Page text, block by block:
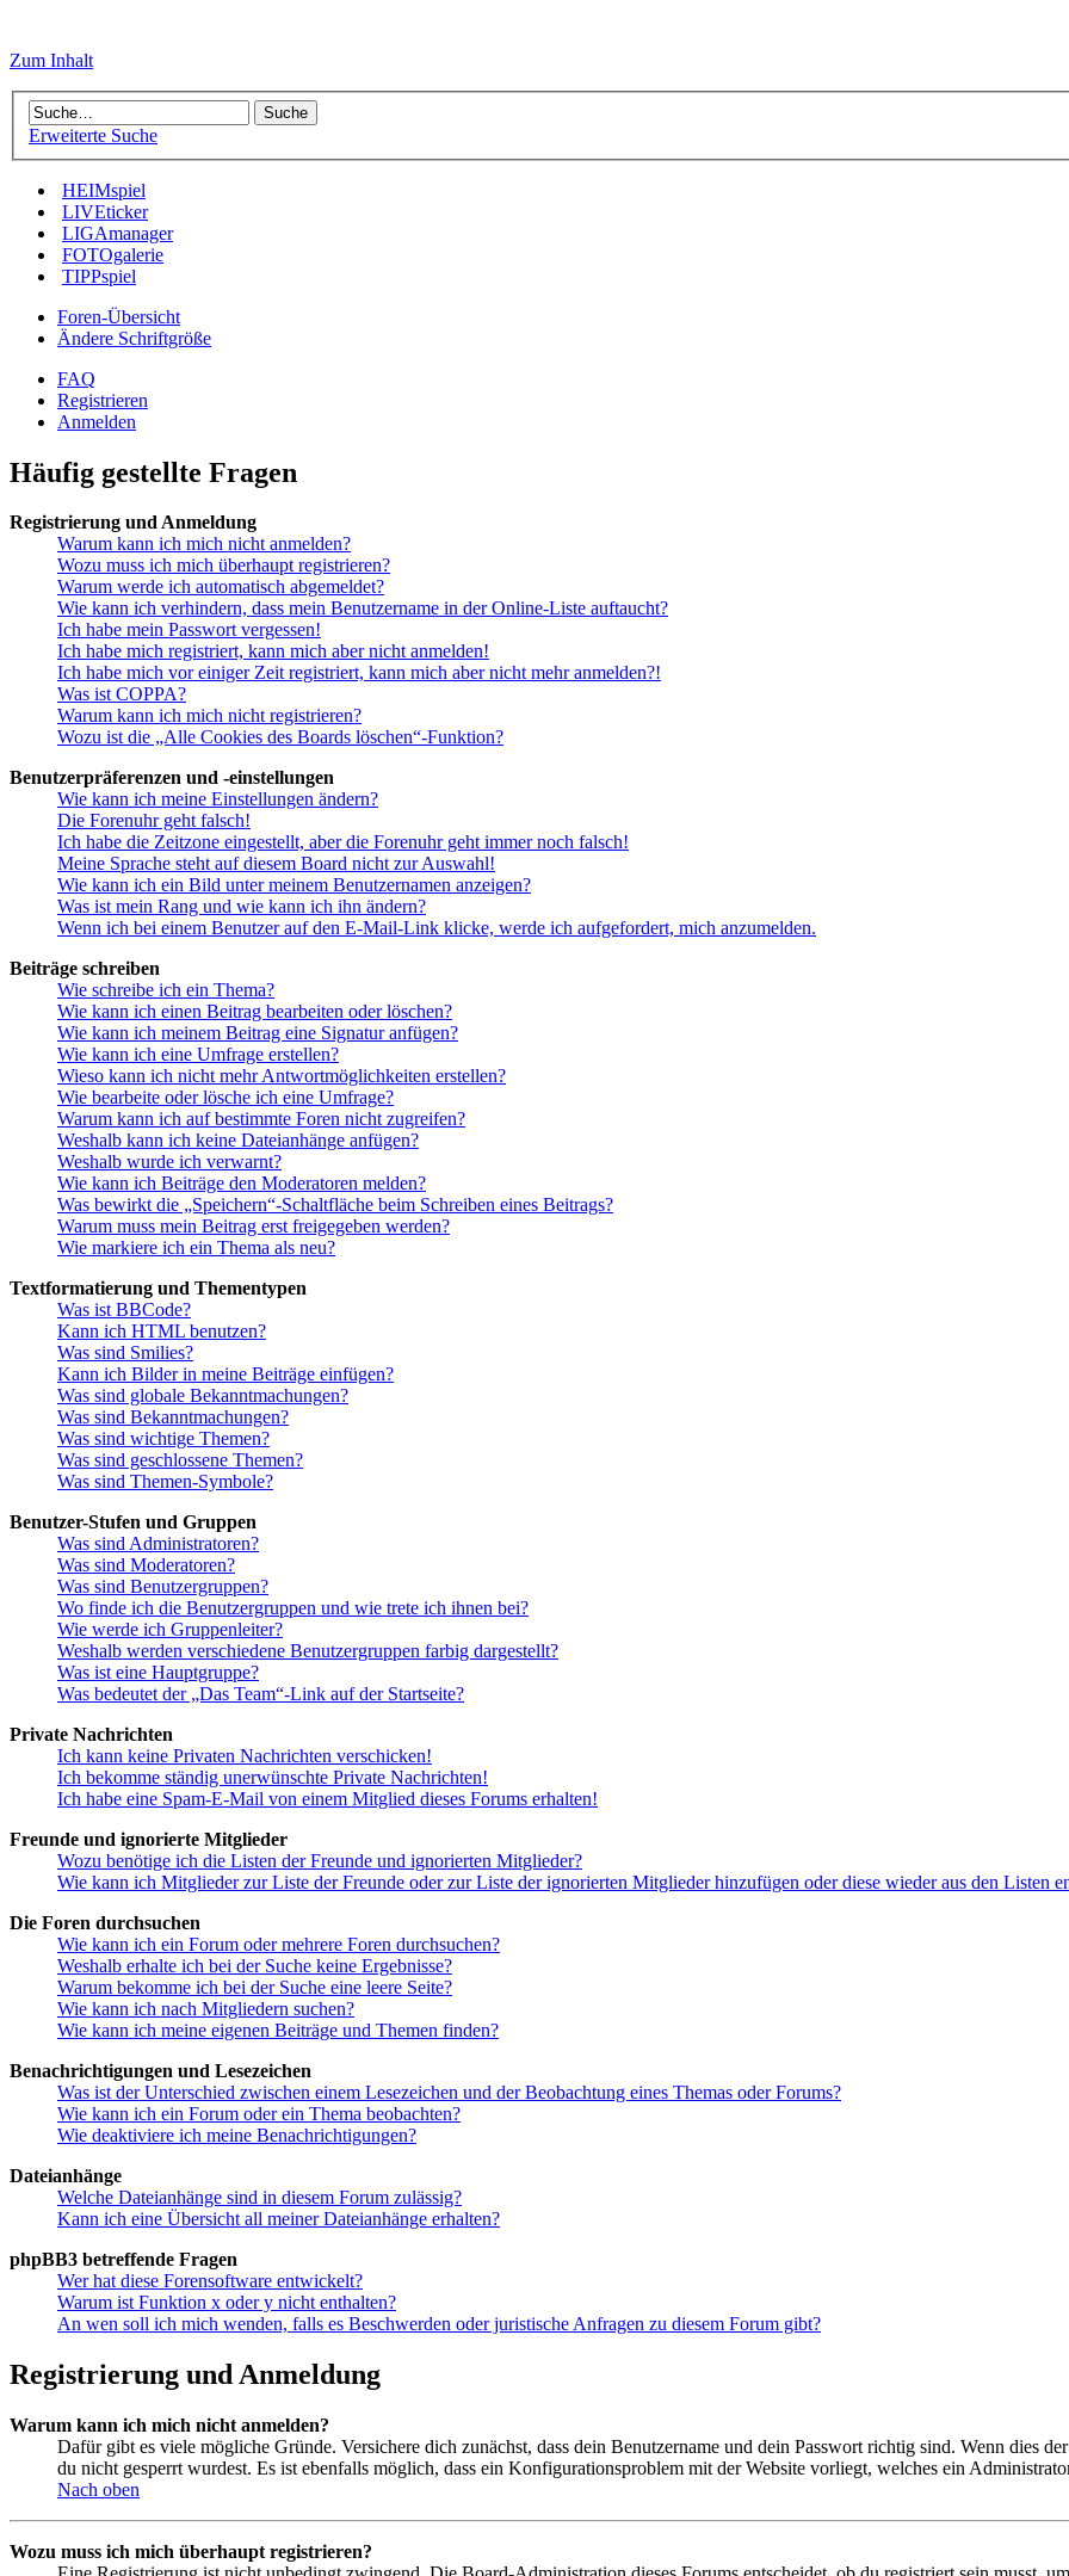
Zum Inhalt
Erweiterte Suche
HEIMspiel
LIVEticker
LIGAmanager
FOTOgalerie
TIPPspiel
Foren-Übersicht
Ändere Schriftgröße
FAQ
Registrieren
Anmelden
Häufig gestellte Fragen
Registrierung und Anmeldung
Warum kann ich mich nicht anmelden?
Wozu muss ich mich überhaupt registrieren?
Warum werde ich automatisch abgemeldet?
Wie kann ich verhindern, dass mein Benutzername in der Online-Liste auftaucht?
Ich habe mein Passwort vergessen!
Ich habe mich registriert, kann mich aber nicht anmelden!
Ich habe mich vor einiger Zeit registriert, kann mich aber nicht mehr anmelden?!
Was ist COPPA?
Warum kann ich mich nicht registrieren?
Wozu ist die „Alle Cookies des Boards löschen“-Funktion?
Benutzerpräferenzen und -einstellungen
Wie kann ich meine Einstellungen ändern?
Die Forenuhr geht falsch!
Ich habe die Zeitzone eingestellt, aber die Forenuhr geht immer noch falsch!
Meine Sprache steht auf diesem Board nicht zur Auswahl!
Wie kann ich ein Bild unter meinem Benutzernamen anzeigen?
Was ist mein Rang und wie kann ich ihn ändern?
Wenn ich bei einem Benutzer auf den E-Mail-Link klicke, werde ich aufgefordert, mich anzumelden.
Beiträge schreiben
Wie schreibe ich ein Thema?
Wie kann ich einen Beitrag bearbeiten oder löschen?
Wie kann ich meinem Beitrag eine Signatur anfügen?
Wie kann ich eine Umfrage erstellen?
Wieso kann ich nicht mehr Antwortmöglichkeiten erstellen?
Wie bearbeite oder lösche ich eine Umfrage?
Warum kann ich auf bestimmte Foren nicht zugreifen?
Weshalb kann ich keine Dateianhänge anfügen?
Weshalb wurde ich verwarnt?
Wie kann ich Beiträge den Moderatoren melden?
Was bewirkt die „Speichern“-Schaltfläche beim Schreiben eines Beitrags?
Warum muss mein Beitrag erst freigegeben werden?
Wie markiere ich ein Thema als neu?
Textformatierung und Thementypen
Was ist BBCode?
Kann ich HTML benutzen?
Was sind Smilies?
Kann ich Bilder in meine Beiträge einfügen?
Was sind globale Bekanntmachungen?
Was sind Bekanntmachungen?
Was sind wichtige Themen?
Was sind geschlossene Themen?
Was sind Themen-Symbole?
Benutzer-Stufen und Gruppen
Was sind Administratoren?
Was sind Moderatoren?
Was sind Benutzergruppen?
Wo finde ich die Benutzergruppen und wie trete ich ihnen bei?
Wie werde ich Gruppenleiter?
Weshalb werden verschiedene Benutzergruppen farbig dargestellt?
Was ist eine Hauptgruppe?
Was bedeutet der „Das Team“-Link auf der Startseite?
Private Nachrichten
Ich kann keine Privaten Nachrichten verschicken!
Ich bekomme ständig unerwünschte Private Nachrichten!
Ich habe eine Spam-E-Mail von einem Mitglied dieses Forums erhalten!
Freunde und ignorierte Mitglieder
Wozu benötige ich die Listen der Freunde und ignorierten Mitglieder?
Wie kann ich Mitglieder zur Liste der Freunde oder zur Liste der ignorierten Mitglieder hinzufügen oder diese wieder aus den Listen
Die Foren durchsuchen
Wie kann ich ein Forum oder mehrere Foren durchsuchen?
Weshalb erhalte ich bei der Suche keine Ergebnisse?
Warum bekomme ich bei der Suche eine leere Seite?
Wie kann ich nach Mitgliedern suchen?
Wie kann ich meine eigenen Beiträge und Themen finden?
Benachrichtigungen und Lesezeichen
Was ist der Unterschied zwischen einem Lesezeichen und der Beobachtung eines Themas oder Forums?
Wie kann ich ein Forum oder ein Thema beobachten?
Wie deaktiviere ich meine Benachrichtigungen?
Dateianhänge
Welche Dateianhänge sind in diesem Forum zulässig?
Kann ich eine Übersicht all meiner Dateianhänge erhalten?
phpBB3 betreffende Fragen
Wer hat diese Forensoftware entwickelt?
Warum ist Funktion x oder y nicht enthalten?
An wen soll ich mich wenden, falls es Beschwerden oder juristische Anfragen zu diesem Forum gibt?
Registrierung und Anmeldung
Warum kann ich mich nicht anmelden?
Dafür gibt es viele mögliche Gründe. Versichere dich zunächst, dass dein Benutzername und dein Passwort richtig sind. Wenn dies
du nicht gesperrt wurdest. Es ist ebenfalls möglich, dass ein Konfigurationsproblem mit der Website vorliegt, welches ein
Nach oben
Wozu muss ich mich überhaupt registrieren?